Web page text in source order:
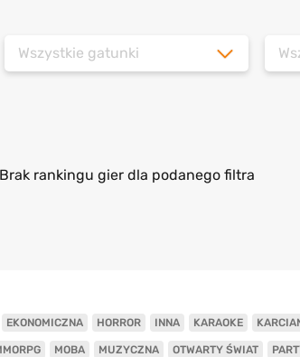
Wszystkie gatunki
Brak rankingu gier dla podanego filtra
EKONOMICZNA HORROR INNA KARAOKE
MOBA MUZYCZNA OTWARTY ŚWIAT